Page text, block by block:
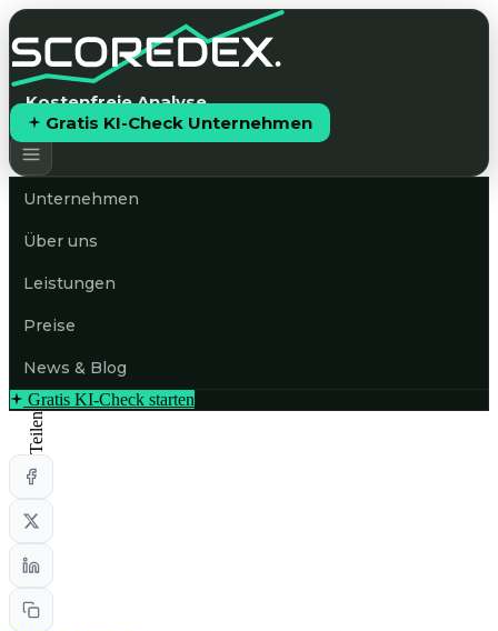
Kostenfreie Analyse
Gratis KI-Check Unternehmen
Unternehmen
Über uns
Leistungen
Preise
News & Blog
Gratis KI-Check starten
Teilen